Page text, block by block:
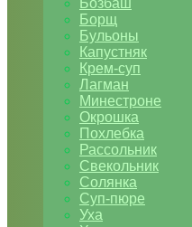
Бозбаш
Борщ
Бульоны
Капустняк
Крем-суп
Лагман
Минестроне
Окрошка
Похлебка
Рассольник
Свекольник
Солянка
Суп-пюре
Уха